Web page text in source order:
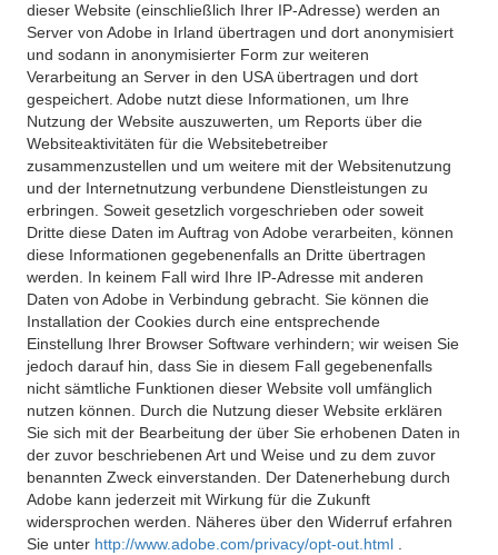
dieser Website (einschließlich Ihrer IP-Adresse) werden an
Server von Adobe in Irland übertragen und dort anonymisiert
und sodann in anonymisierter Form zur weiteren
Verarbeitung an Server in den USA übertragen und dort
gespeichert. Adobe nutzt diese Informationen, um Ihre
Nutzung der Website auszuwerten, um Reports über die
Websiteaktivitäten für die Websitebetreiber
zusammenzustellen und um weitere mit der Websitenutzung
und der Internetnutzung verbundene Dienstleistungen zu
erbringen. Soweit gesetzlich vorgeschrieben oder soweit
Dritte diese Daten im Auftrag von Adobe verarbeiten, können
diese Informationen gegebenenfalls an Dritte übertragen
werden. In keinem Fall wird Ihre IP-Adresse mit anderen
Daten von Adobe in Verbindung gebracht. Sie können die
Installation der Cookies durch eine entsprechende
Einstellung Ihrer Browser Software verhindern; wir weisen Sie
jedoch darauf hin, dass Sie in diesem Fall gegebenenfalls
nicht sämtliche Funktionen dieser Website voll umfänglich
nutzen können. Durch die Nutzung dieser Website erklären
Sie sich mit der Bearbeitung der über Sie erhobenen Daten in
der zuvor beschriebenen Art und Weise und zu dem zuvor
benannten Zweck einverstanden. Der Datenerhebung durch
Adobe kann jederzeit mit Wirkung für die Zukunft
widersprochen werden. Näheres über den Widerruf erfahren
Sie unter http://www.adobe.com/privacy/opt-out.html